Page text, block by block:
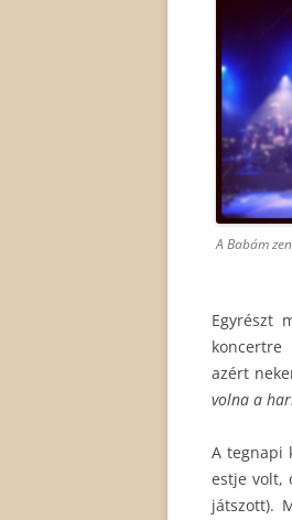
A Babám
Egyrészt
azért
volna a
A tegnapi
estje volt,
játszott).